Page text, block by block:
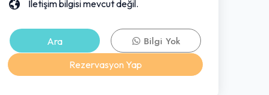
İletişim bilgisi mevcut değil.
Ara
Bilgi Yok
Rezervasyon Yap